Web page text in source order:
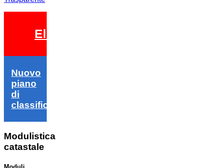
Elezioni 2026
Nuovo
piano
di
classifica
Modulistica
catastale